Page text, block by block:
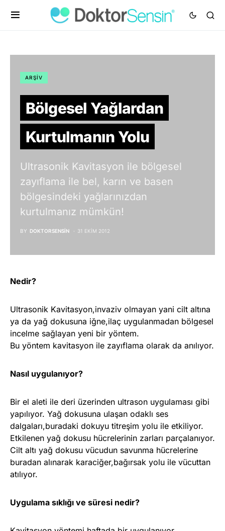
ARŞIV
Bölgesel Yağlardan
Kurtulmanın Yolu
Ultrasonik Kavitasyon ile bölgesel
zayıflama ile bel, karın ve basen
bölgesindeki yağlarınızdan
kurtulmanız mümkün!
BY DOKTORSENSIN 31 EKIM 2012
Nedir?
Ultrasonik Kavitasyon,invaziv olmayan yani cilt altına
ya da yağ dokusuna iğne,ilaç uygulanmadan bölgesel
incelme sağlayan yeni bir yöntem.
Bu yöntem kavitasyon ile zayıflama olarak da anılıyor.
Nasıl uygulanıyor?
Bir el aleti ile deri üzerinden ultrason uygulaması gibi
yapılıyor. Yağ dokusuna ulaşan odaklı ses
dalgaları,buradaki dokuyu titreşim yolu ile etkiliyor.
Etkilenen yağ dokusu hücrelerinin zarları parçalanıyor.
Cilt altı yağ dokusu vücudun savunma hücrelerine
buradan alınarak karaciğer,bağırsak yolu ile vücuttan
atılıyor.
Uygulama sıklığı ve süresi nedir?